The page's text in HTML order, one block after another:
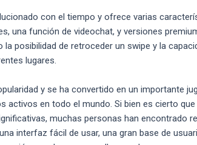
con el tiempo y ofrece varias
una función de videochat, y versiones
posibilidad de retroceder un swipe y la
lugares.
y se ha convertido en un importante
activos en todo el mundo. Si bien es cierto
muchas personas han encontrado
interfaz fácil de usar, una gran base de